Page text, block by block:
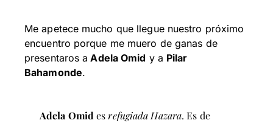
Me apetece mucho que llegue nuestro próximo
encuentro porque me muero de ganas de
presentaros a Adela Omid y a Pilar
Bahamonde.
Adela Omidesrefugiada Hazara. Es de